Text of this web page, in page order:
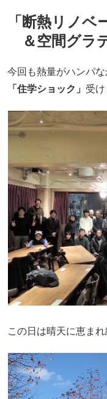
「断熱リノベ
＆空間グラ
今回も熱量がハンパな
「住学ショック」 受け
この日は晴天に恵ま